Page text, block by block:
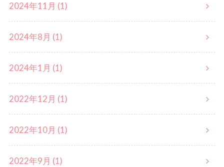
2024年11月 (1)
2024年8月 (1)
2024年1月 (1)
2022年12月 (1)
2022年10月 (1)
2022年9月 (1)